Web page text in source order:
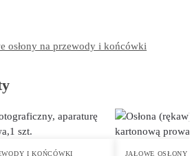
osłony na przewody i końcówki
I KOŃCÓWKI JAŁOWE